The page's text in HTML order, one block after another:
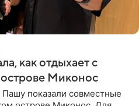
как отдыхает с
Миконос
показали совместные